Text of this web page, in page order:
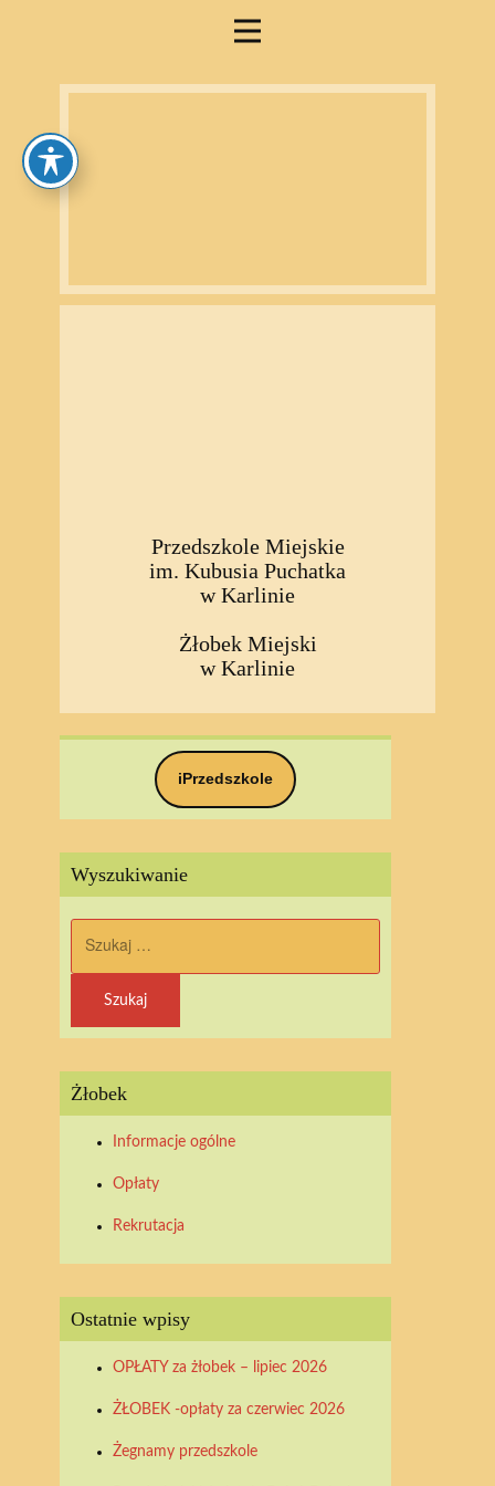
Przedszkole Miejskie
im. Kubusia Puchatka
w Karlinie
Żłobek Miejski
w Karlinie
iPrzedszkole
Wyszukiwanie
Żłobek
Informacje ogólne
Opłaty
Rekrutacja
Ostatnie wpisy
OPŁATY za żłobek – lipiec 2026
ŻŁOBEK -opłaty za czerwiec 2026
Żegnamy przedszkole